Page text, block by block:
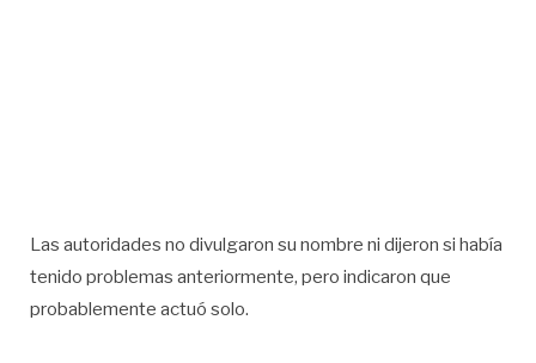
Las autoridades no divulgaron su nombre ni dijeron si había
tenido problemas anteriormente, pero indicaron que
probablemente actuó solo.